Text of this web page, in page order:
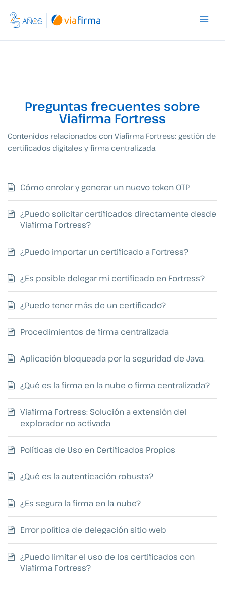
contenido
Preguntas frecuentes sobre
Viafirma Fortress
Contenidos relacionados con Viafirma Fortress: gestión de
certificados digitales y firma centralizada.
Cómo enrolar y generar un nuevo token OTP
¿Puedo solicitar certificados directamente desde
Viafirma Fortress?
¿Puedo importar un certificado a Fortress?
¿Es posible delegar mi certificado en Fortress?
¿Puedo tener más de un certificado?
Procedimientos de firma centralizada
Aplicación bloqueada por la seguridad de Java.
¿Qué es la firma en la nube o firma centralizada?
Viafirma Fortress: Solución a extensión del
explorador no activada
Políticas de Uso en Certificados Propios
¿Qué es la autenticación robusta?
¿Es segura la firma en la nube?
Error política de delegación sitio web
¿Puedo limitar el uso de los certificados con
Viafirma Fortress?